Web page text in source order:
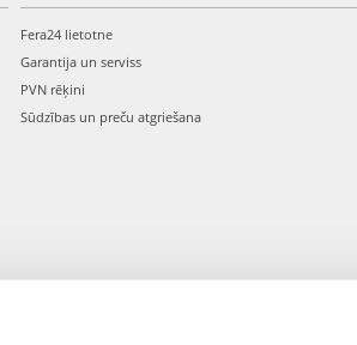
Fera24 lietotne
Garantija un serviss
PVN rēķini
Sūdzības un preču atgriešana